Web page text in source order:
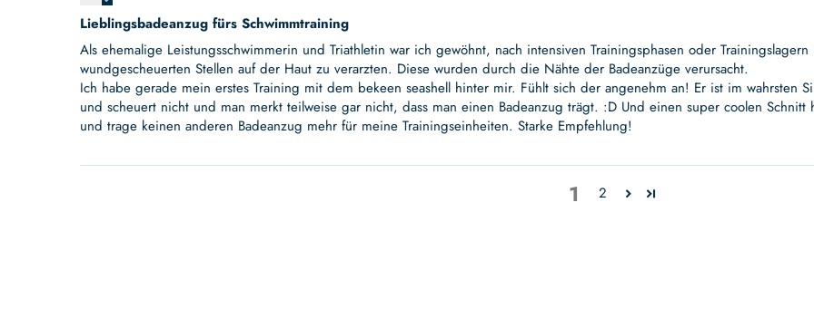
Lieblingsbadeanzug fürs Schwimmtraining
Als ehemalige Leistungsschwimmerin und Triathletin war ich gewöhnt, nach intensiven Trainingsphasen oder
wundgescheuerten Stellen auf der Haut zu verarzten. Diese wurden durch die Nähte der Badeanzüge verursacht.
Ich habe gerade mein erstes Training mit dem bekeen seashell hinter mir. Fühlt sich der angenehm an! Er ist im wahrsten
und scheuert nicht und man merkt teilweise gar nicht, dass man einen Badeanzug trägt. :D Und einen super coolen
und trage keinen anderen Badeanzug mehr für meine Trainingseinheiten. Starke Empfehlung!
1 2